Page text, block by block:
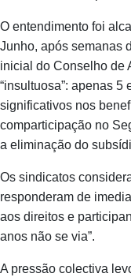
O entendimento foi
Junho, após semanas
inicial do Conselho de
“insultuosa”: apenas 5
significativos nos
comparticipação no
a eliminação do
Os sindicatos
responderam de
aos direitos e
anos não se via”.
A pressão colectiva